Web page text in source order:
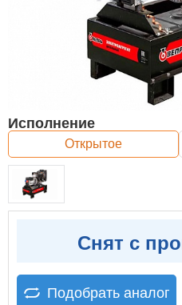
Исполнение
Открытое
Снят с
Подобрать аналог